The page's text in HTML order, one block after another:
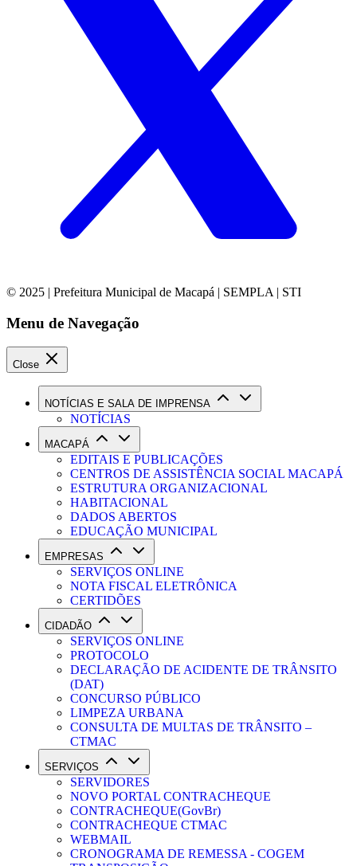
© 2025 | Prefeitura Municipal de Macapá | SEMPLA | STI
Menu de Navegação
Close
NOTÍCIAS E SALA DE IMPRENSA
NOTÍCIAS
MACAPÁ
EDITAIS E PUBLICAÇÕES
CENTROS DE ASSISTÊNCIA SOCIAL MACAPÁ
ESTRUTURA ORGANIZACIONAL
HABITACIONAL
DADOS ABERTOS
EDUCAÇÃO MUNICIPAL
EMPRESAS
SERVIÇOS ONLINE
NOTA FISCAL ELETRÔNICA
CERTIDÕES
CIDADÃO
SERVIÇOS ONLINE
PROTOCOLO
DECLARAÇÃO DE ACIDENTE DE TRÂNSITO
(DAT)
CONCURSO PÚBLICO
LIMPEZA URBANA
CONSULTA DE MULTAS DE TRÂNSITO –
CTMAC
SERVIÇOS
SERVIDORES
NOVO PORTAL CONTRACHEQUE
CONTRACHEQUE(GovBr)
CONTRACHEQUE CTMAC
WEBMAIL
CRONOGRAMA DE REMESSA - COGEM